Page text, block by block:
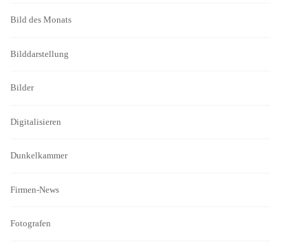
Bild des Monats
Bilddarstellung
Bilder
Digitalisieren
Dunkelkammer
Firmen-News
Fotografen